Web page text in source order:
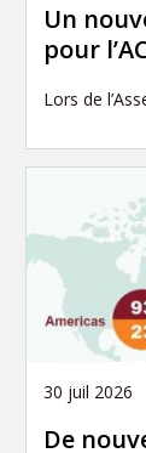
Un
pour
Lors de
30 juil 2026
De